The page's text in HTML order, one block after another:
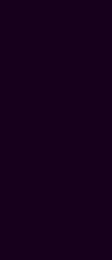
ein
der das Essen
auch optisch
Methode
zum Beispiel
und provisorischen
endgültigem
wurde das
durch Nähte
wird das
Bei der offenen
betreffenden
Auf Basis dieses
endgültige
oder